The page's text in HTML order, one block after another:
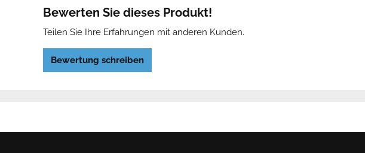
Bewerten Sie dieses Produkt!
Teilen Sie Ihre Erfahrungen mit anderen Kunden.
Bewertung schreiben